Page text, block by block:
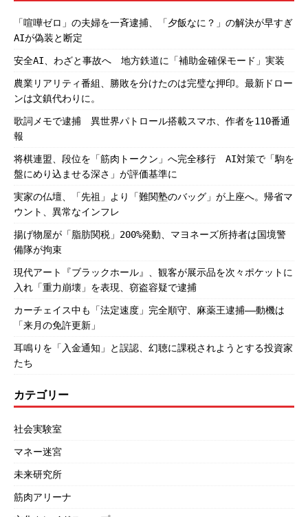
「喧嘩ゼロ」の夫婦を一斉逮捕、「夕飯なに？」の解決が早すぎ
AIが偽装と断定
安全AI、わざと事故へ 地方鉄道に「補助金確保モード」実装
農業リアリティ番組、勝敗を分けたのは完璧な押印。最新ドロー
ンは文鎮代わりに。
歌詞メモで逮捕 異世界パトロール搭載スマホ、作者を110番通
報
将棋連盟、段位を「筋肉トークン」へ完全移行 AI対策で「駒を
盤にめり込ませる深さ」が評価基準に
実家の仏壇、「先祖」より「難関塾のバッグ」が上座へ。帰省マ
ウント、異常なインフレ
揚げ物屋が「脂肪関税」200%発動、マヨネーズ所持者は国境警
備隊が拘束
現代アート『ブラックホール』、観客が展示品を次々ポケットに
入れ「重力崩壊」を表現、窃盗容疑で逮捕
カーチェイス中も「法定速度」完全順守、麻薬王逮捕――動機は
「来月の免許更新」
耳鳴りを「入金通知」と誤認、幻聴に課税されようとする投資家
たち
カテゴリー
社会実験室
マネー迷宮
未来研究所
筋肉アリーナ